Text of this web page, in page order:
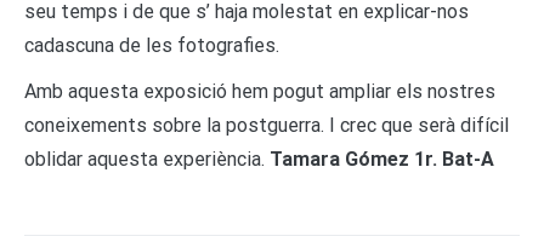
seu temps i de que s’ haja molestat en explicar-nos
cadascuna de les fotografies.
Amb aquesta exposició hem pogut ampliar els nostres
coneixements sobre la postguerra. I crec que serà difícil
oblidar aquesta experiència. Tamara Gómez 1r. Bat-A